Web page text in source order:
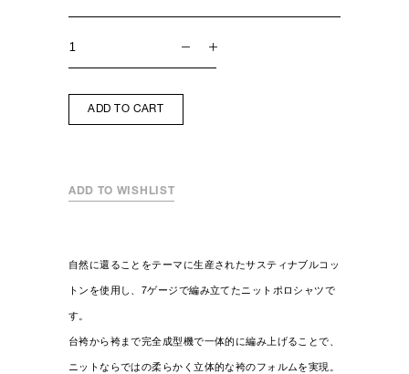
ADD TO CART
ADD TO WISHLIST
自然に還ることをテーマに生産されたサスティナブルコッ
トンを使用し、7ゲージで編み立てたニットポロシャツで
す。
台袴から袴まで完全成型機で一体的に編み上げることで、
ニットならではの柔らかく立体的な袴のフォルムを実現。